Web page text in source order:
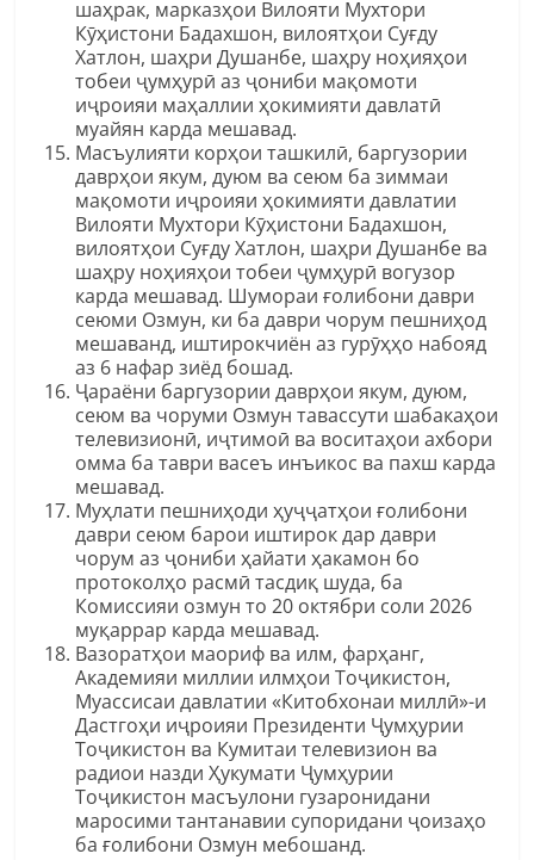
шаҳрак, марказҳои Вилояти Мухтори
Кӯҳистони Бадахшон, вилоятҳои Суғду
Хатлон, шаҳри Душанбе, шаҳру ноҳияҳои
тобеи ҷумҳурӣ аз ҷониби мақомоти
иҷроияи маҳаллии ҳокимияти давлатӣ
муайян карда мешавад.
Масъулияти корҳои ташкилӣ, баргузории
даврҳои якум, дуюм ва сеюм ба зиммаи
мақомоти иҷроияи ҳокимияти давлатии
Вилояти Мухтори Кӯҳистони Бадахшон,
вилоятҳои Суғду Хатлон, шаҳри Душанбе ва
шаҳру ноҳияҳои тобеи ҷумҳурӣ вогузор
карда мешавад. Шумораи ғолибони даври
сеюми Озмун, ки ба даври чорум пешниҳод
мешаванд, иштирокчиён аз гурӯҳҳо набояд
аз 6 нафар зиёд бошад.
Ҷараёни баргузории даврҳои якум, дуюм,
сеюм ва чоруми Озмун тавассути шабакаҳои
телевизионӣ, иҷтимоӣ ва воситаҳои ахбори
омма ба таври васеъ инъикос ва пахш карда
мешавад.
Муҳлати пешниҳоди ҳуҷҷатҳои ғолибони
даври сеюм барои иштирок дар даври
чорум аз ҷониби ҳайати ҳакамон бо
протоколҳо расмӣ тасдиқ шуда, ба
Комиссияи озмун то 20 октябри соли 2026
муқаррар карда мешавад.
Вазоратҳои маориф ва илм, фарҳанг,
Академияи миллии илмҳои Тоҷикистон,
Муассисаи давлатии «Китобхонаи миллӣ»-и
Дастгоҳи иҷроияи Президенти Ҷумҳурии
Тоҷикистон ва Кумитаи телевизион ва
радиои назди Ҳукумати Ҷумҳурии
Тоҷикистон масъулони гузаронидани
маросими тантанавии супоридани ҷоизаҳо
ба ғолибони Озмун мебошанд.